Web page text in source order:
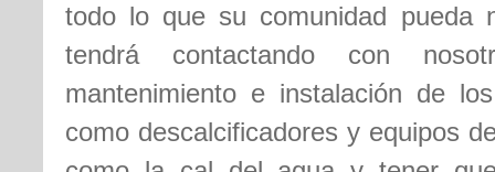
todo lo que su comunidad pueda
tendrá contactando con
mantenimiento e instalación de
como descalcificadores y equipos